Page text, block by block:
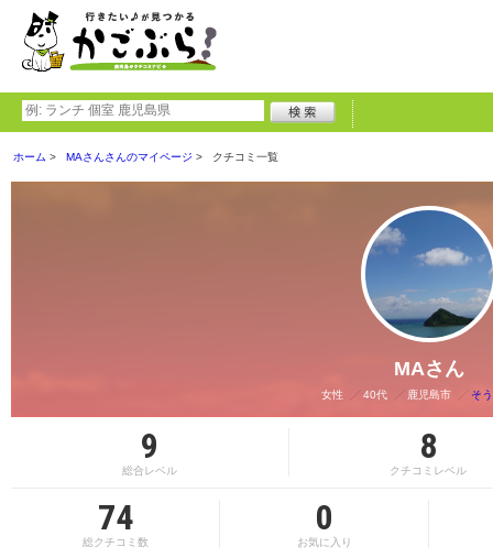
ホーム MAさんさんのマイページ クチコミ一覧
MAさん
女性 40代 鹿児島市 そ
9
総合レベル
8
クチコミレベル
74
総クチコミ数
0
お気に入り